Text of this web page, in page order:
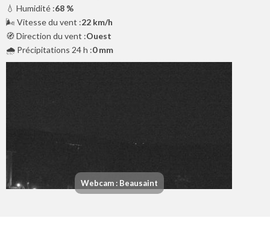
💧 Humidité :68 %
🌬️ Vitesse du vent :22 km/h
🧭 Direction du vent :Ouest
🌧️ Précipitations 24 h :0 mm
Webcam : Beausaint